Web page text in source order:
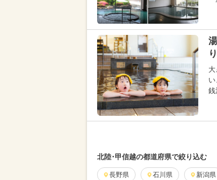
銭
北陸･甲信越の都道府県で絞り込む
長野県 石川県 新潟県